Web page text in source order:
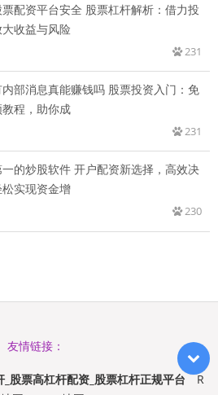
配资平台安全 股票杠杆解析：借力投
收益与风险
231
内部消息真能赚钱吗 股票投资入门：免
程，助你成
231
的炒股软件 开户配资新选择，高效决
实现资金增
230
友情链接：
_股票高杠杆配资_股票杠杆正规平台
R